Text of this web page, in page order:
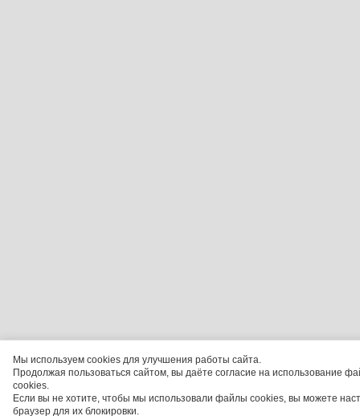
Мы используем cookies для улучшения работы сайта.
Продолжая пользоваться сайтом, вы даёте согласие на использование
cookies.
Если вы не хотите, чтобы мы использовали файлы cookies, вы можете
браузер для их блокировки.